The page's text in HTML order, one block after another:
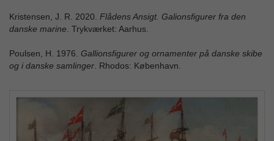
Kristensen, J. R. 2020. Flådens Ansigt. Galionsfigurer fra den
danske marine . Trykværket: Aarhus.
Poulsen, H. 1976. Gallionsfigurer og ornamenter på danske skibe
og i danske samlinger . Rhodos: København.